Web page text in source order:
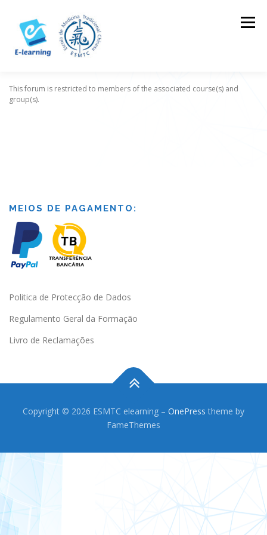
content
Menu
HOME CONTACTOS LOG IN
This forum is restricted to members of the associated course(s) and
group(s).
MEIOS DE PAGAMENTO:
Politica de Protecção de Dados
Regulamento Geral da Formação
Livro de Reclamações
Copyright © 2026 ESMTC elearning – OnePress theme by
FameThemes